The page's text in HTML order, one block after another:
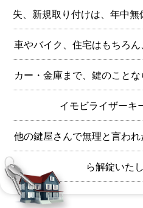
失、新規取り付けは、年中
車やバイク、住宅はもちろ
カー・金庫まで、鍵のことな
イモビライザーキ
他の鍵屋さんで無理と言わ
ら解錠いた